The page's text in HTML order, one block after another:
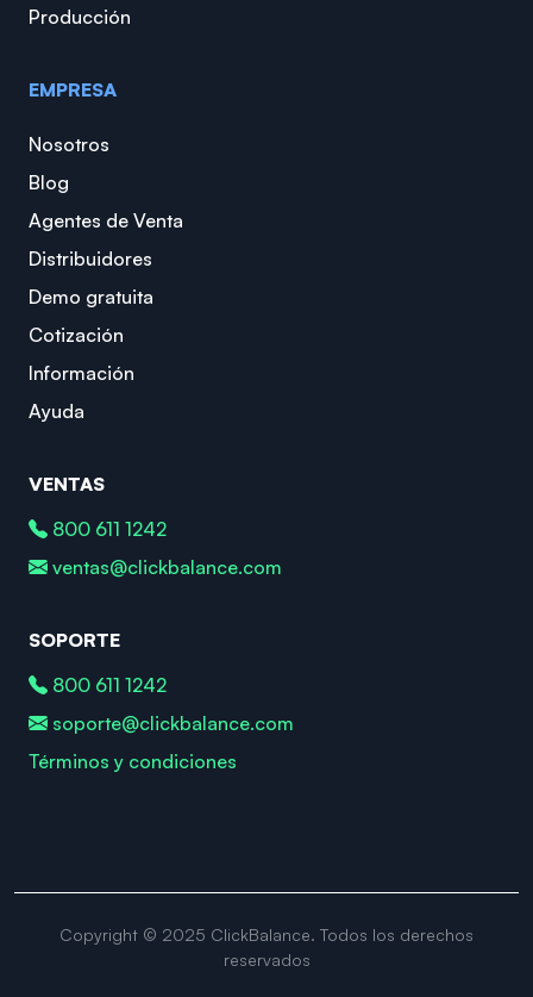
Producción
EMPRESA
Nosotros
Blog
Agentes de Venta
Distribuidores
Demo gratuita
Cotización
Información
Ayuda
VENTAS
800 611 1242
ventas@clickbalance.com
SOPORTE
800 611 1242
soporte@clickbalance.com
Términos y condiciones
Copyright © 2025 ClickBalance. Todos los derechos
reservados